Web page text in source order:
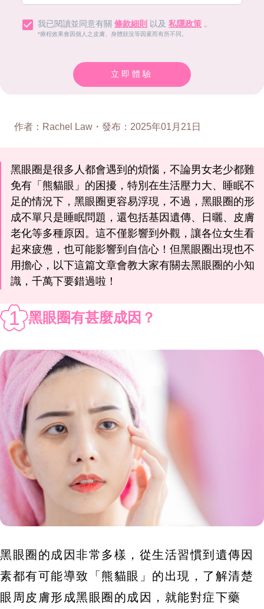
我已閱讀並同意有關 條款細則 以及 私隱政策 。
*療程效果會因個人之皮膚、身體狀況等因素而有所不同。
立即體驗
作者 ： Rachel Law ・ 發布 ： 2025年01月21日
黑眼圈是很多人都會遇到的煩惱，不論男女老少都難
免有「熊貓眼」的困擾，特別在生活壓力大、睡眠不
足的情況下，黑眼圈更容易浮現，不過，黑眼圈的形
成不單只是睡眠問題，還包括基因遺傳、日曬、皮膚
老化等多種原因。這不僅影響到外觀，讓各位女生看
起來疲憊，也可能影響到自信心！但黑眼圈出現也不
用擔心，以下這篇文章會教大家有關去黑眼圈的小知
識，千萬下要錯過啦！
1 黑眼圈有甚麼成因？
黑眼圈的成因非常多樣，從生活習慣到遺傳因
素都有可能導致「熊貓眼」的出現，了解清楚
眼周皮膚形成黑眼圈的成因，就能對症下藥